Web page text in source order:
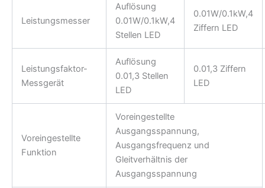
Leistungsmesser
Auflösung
0.01W/0.1kW,4
Stellen LED
0.01W/0.1kW,4
Ziffern LED
Leistungsfaktor-
Messgerät
Auflösung
0.01,3 Stellen
LED
0.01,3 Ziffern
LED
Voreingestellte
Funktion
Voreingestellte
Ausgangsspannung,
Ausgangsfrequenz und
Gleitverhältnis der
Ausgangsspannung